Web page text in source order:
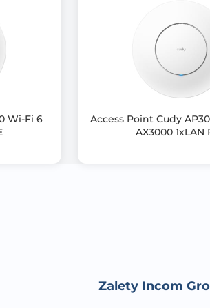
Wi-Fi 6
Access Point Cudy
AX3000 1xLAN
Zalety Incom